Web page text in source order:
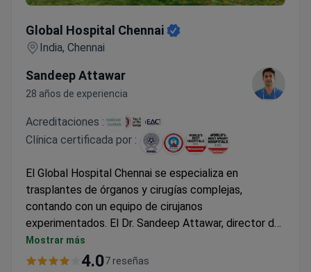
Global Hospital Chennai
India, Chennai
Sandeep Attawar
28 años de experiencia
Acreditaciones :
Clínica certificada por :
El Global Hospital Chennai se especializa en
trasplantes de órganos y cirugías complejas,
contando con un equipo de cirujanos
experimentados. El Dr. Sandeep Attawar, director del
Programa de Cirugía Cardíaca y Trasplante de
Órganos Torácicos, ha realizado más de 10.000
Mostrar más
4.07 reseñas